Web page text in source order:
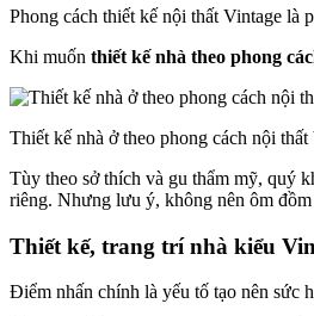
Phong cách thiết kế nội thất Vintage là
Khi muốn thiết kế nhà theo phong
Thiết kế nhà ở theo phong cách nội thất
Tùy theo sở thích và gu thẩm mỹ, quý
riêng. Nhưng lưu ý, không nên ôm
Thiết kế, trang trí nhà kiểu
Điểm nhấn chính là yếu tố tạo nên sức